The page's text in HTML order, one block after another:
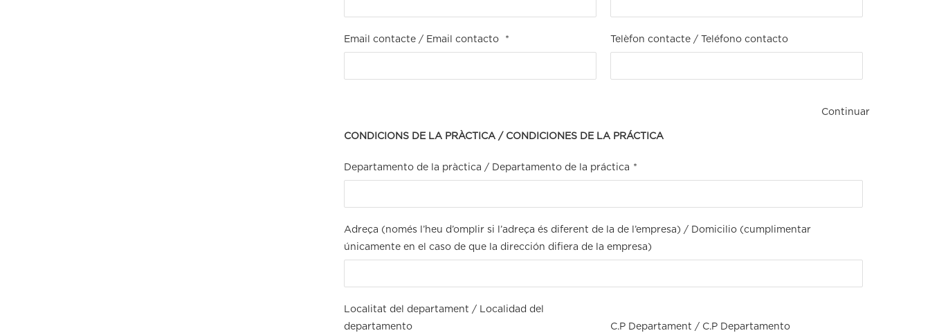
Email contacte / Email contacto * Telèfon contacte / Teléfono contacto
Continuar
CONDICIONS DE LA PRÀCTICA / CONDICIONES DE LA PRÁCTICA
Departamento de la pràctica / Departamento de la práctica *
Adreça (només l’heu d’omplir si l’adreça és diferent de la de l’empresa) / Domicilio (cumplimentar
únicamente en el caso de que la dirección difiera de la empresa)
Localitat del departament / Localidad del
departamento
C.P Departament / C.P Departamento